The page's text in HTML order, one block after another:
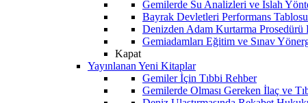
Gemilerde Su Analizleri ve Islah
Bayrak Devletleri Performans
Denizden Adam Kurtarma Prosedürü
Gemiadamları Eğitim ve Sınav
Kapat
Yayınlanan Yeni Kitaplar
Gemiler İçin Tıbbi Rehber
Gemilerde Olması Gereken İlaç ve